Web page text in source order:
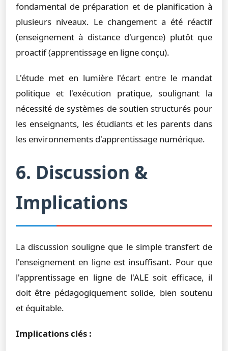
fondamental de préparation et de planification à
plusieurs niveaux. Le changement a été réactif
(enseignement à distance d'urgence) plutôt que
proactif (apprentissage en ligne conçu).
L'étude met en lumière l'écart entre le mandat
politique et l'exécution pratique, soulignant la
nécessité de systèmes de soutien structurés pour
les enseignants, les étudiants et les parents dans
les environnements d'apprentissage numérique.
6. Discussion &
Implications
La discussion souligne que le simple transfert de
l'enseignement en ligne est insuffisant. Pour que
l'apprentissage en ligne de l'ALE soit efficace, il
doit être pédagogiquement solide, bien soutenu
et équitable.
Implications clés :